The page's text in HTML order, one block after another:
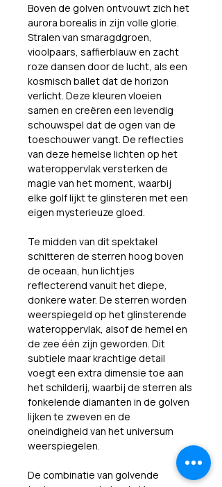
Boven de golven ontvouwt zich het
aurora borealis in zijn volle glorie.
Stralen van smaragdgroen,
vioolpaars, saffierblauw en zacht
roze dansen door de lucht, als een
kosmisch ballet dat de horizon
verlicht. Deze kleuren vloeien
samen en creëren een levendig
schouwspel dat de ogen van de
toeschouwer vangt. De reflecties
van deze hemelse lichten op het
wateroppervlak versterken de
magie van het moment, waarbij
elke golf lijkt te glinsteren met een
eigen mysterieuze gloed.
Te midden van dit spektakel
schitteren de sterren hoog boven
de oceaan, hun lichtjes
reflecterend vanuit het diepe,
donkere water. De sterren worden
weerspiegeld op het glinsterende
wateroppervlak, alsof de hemel en
de zee één zijn geworden. Dit
subtiele maar krachtige detail
voegt een extra dimensie toe aan
het schilderij, waarbij de sterren als
fonkelende diamanten in de golven
lijken te zweven en de
oneindigheid van het universum
weerspiegelen.
De combinatie van golvende